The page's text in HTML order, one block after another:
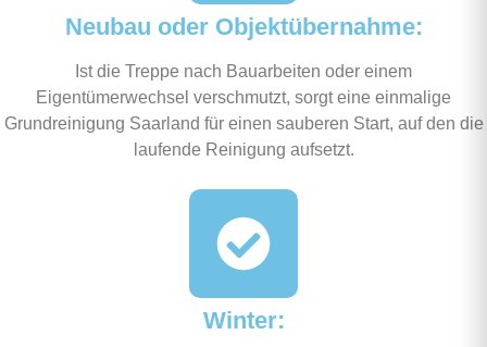
Neubau oder Objektübernahme:
Ist die Treppe nach Bauarbeiten oder einem
Eigentümerwechsel verschmutzt, sorgt eine einmalige
Grundreinigung Saarland für einen sauberen Start, auf den die
laufende Reinigung aufsetzt.
Winter: